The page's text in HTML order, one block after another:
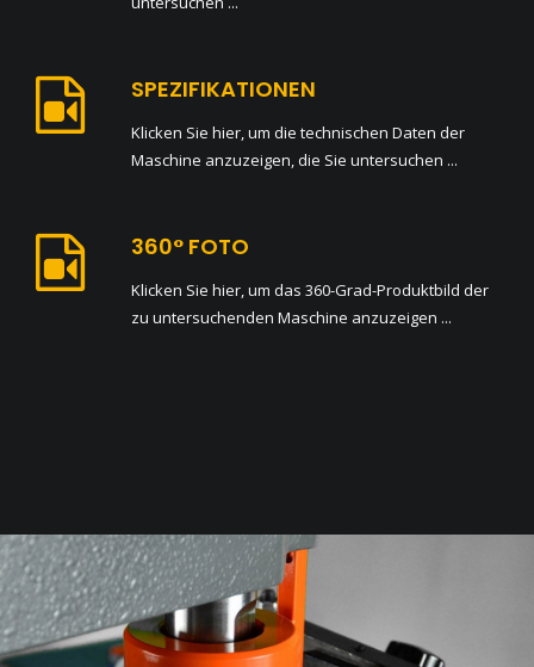
SPEZIFIKATIONEN
Klicken Sie hier, um die technischen Daten der
Maschine anzuzeigen, die Sie untersuchen ...
360° FOTO
Klicken Sie hier, um das 360-Grad-Produktbild der
zu untersuchenden Maschine anzuzeigen ...